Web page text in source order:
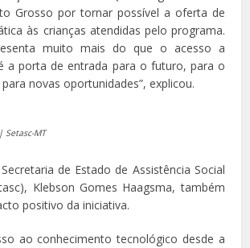
Grosso por tornar possível a oferta de
às crianças atendidas pelo programa.
muito mais do que o acesso a
a porta de entrada para o futuro, para o
novas oportunidades”, explicou.
Setasc-MT
de Estado de Assistência Social
Klebson Gomes Haagsma, também
positivo da iniciativa.
ao conhecimento tecnológico desde a